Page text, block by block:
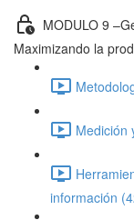
MODULO 9
Maximizando la
Medición
información